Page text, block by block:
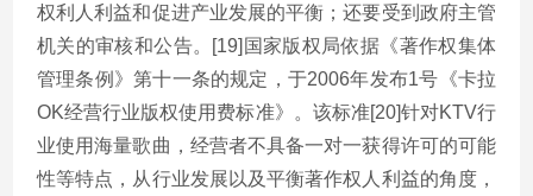
权利人利益和促进产业发展的平衡；还要受到政府主管
机关的审核和公告。[19]国家版权局依据《著作权集体
管理条例》第十一条的规定，于2006年发布1号《卡拉
OK经营行业版权使用费标准》。该标准[20]针对KTV行
业使用海量歌曲，经营者不具备一对一获得许可的可能
性等特点，从行业发展以及平衡著作权人利益的角度，